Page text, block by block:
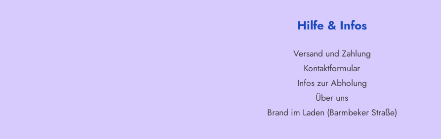
Hilfe & Infos
Versand und Zahlung
Kontaktformular
Infos zur Abholung
Über uns
Brand im Laden (Barmbeker Straße)